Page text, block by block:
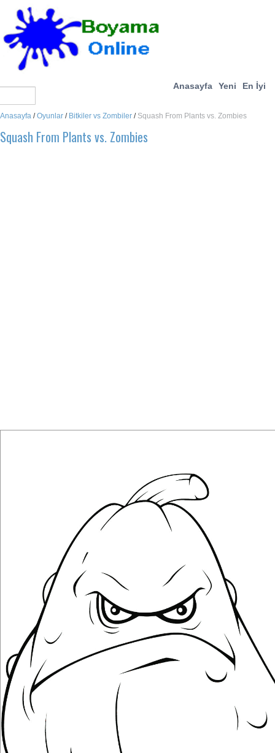
Anasayfa Yeni En İyi
Anasayfa /Oyunlar / Bitkiler vs Zombiler / Squash From Plants vs. Zombies
Squash From Plants vs. Zombies